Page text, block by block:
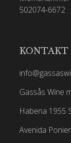
502074-6672
KONTAKT
Gassås Wine
Habena 1955
Avenida